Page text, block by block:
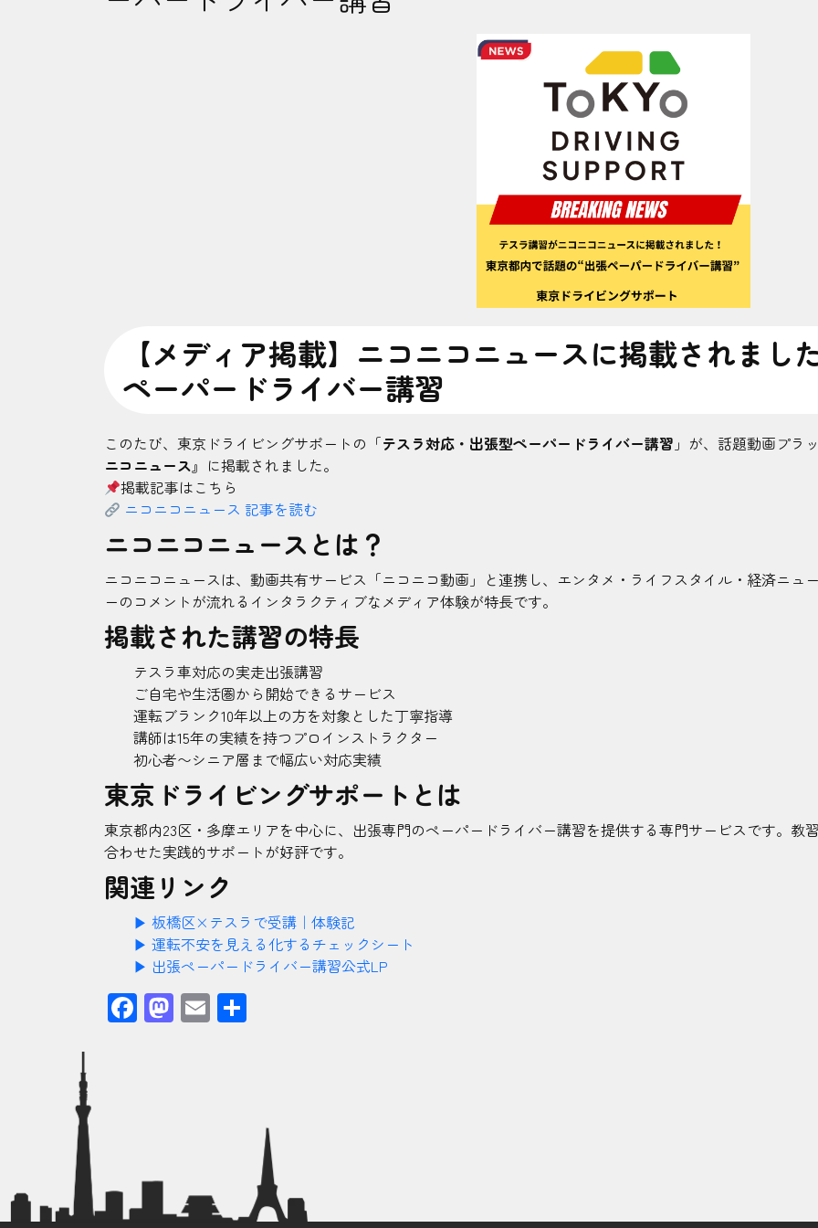
【メディア掲載】ニコニコニュースに掲載されまし
ペーパードライバー講習
このたび、東京ドライビングサポートの「テスラ対応・出張型ペーパードライバー講習 」が、話題動画プラ
ニコニュース』に掲載されました。
掲載記事はこちら
ニコニコニュース 記事を読む
ニコニコニュースとは？
ニコニコニュースは、動画共有サービス「ニコニコ動画」と連携し、エンタメ・ライフスタイル・経済ニュ
ーのコメントが流れるインタラクティブなメディア体験が特長です。
掲載された講習の特長
テスラ車対応の実走出張講習
ご自宅や生活圏から開始できるサービス
運転ブランク10年以上の方を対象とした丁寧指導
講師は15年の実績を持つプロインストラクター
初心者〜シニア層まで幅広い対応実績
東京ドライビングサポートとは
東京都内23区・多摩エリアを中心に、出張専門のペーパードライバー講習を提供する専門サービスです。教
合わせた実践的サポートが好評です。
関連リンク
▶︎ 板橋区×テスラで受講｜体験記
▶︎ 運転不安を見える化するチェックシート
▶︎ 出張ペーパードライバー講習公式LP
Facebook
Mastodon
Email